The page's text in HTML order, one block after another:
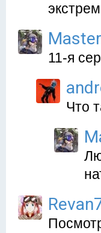
11-я
Что